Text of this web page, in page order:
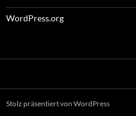
WordPress.org
Stolz präsentiert von WordPress